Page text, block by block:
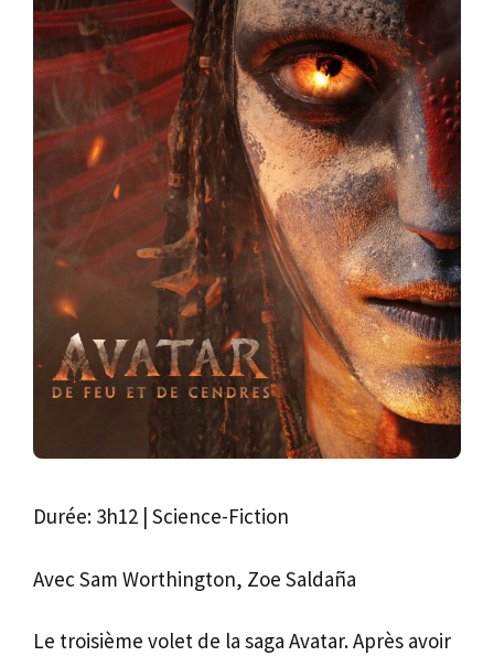
Durée: 3h12 | Science-Fiction
Avec Sam Worthington, Zoe Saldaña
Le troisième volet de la saga Avatar. Après avoir